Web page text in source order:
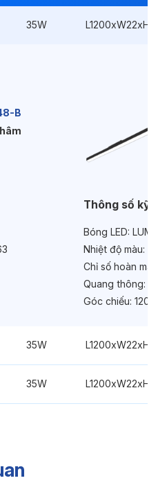
rộng
35W
B
Thông số kỹ
Bóng LED:
Nhiệt độ màu:
Chỉ số hoàn
Quang thông:
Góc chiếu: 120°
35W
35W